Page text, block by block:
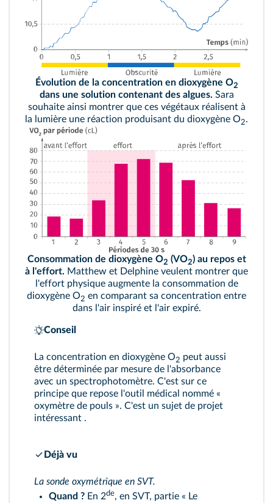
Évolution de la concentration en dioxygène O2
dans une solution contenant des algues. Sara
souhaite ainsi montrer que ces végétaux réalisent à
la lumière une réaction produisant du dioxygène O2.
Consommation de dioxygène O2 (VO2) au repos et
à l'effort. Matthew et Delphine veulent montrer que
l'effort physique augmente la consommation de
dioxygène O2 en comparant sa concentration entre
dans l'air inspiré et l'air expiré.
Conseil
La concentration en dioxygène O2 peut aussi
être déterminée par mesure de l'absorbance
avec un spectrophotomètre. C'est sur ce
principe que repose l'outil médical nommé «
oxymètre de pouls ». C'est un sujet de projet
intéressant .
Déjà vu
La sonde oxymétrique en SVT.
Quand ? En 2de, en SVT, partie « Le